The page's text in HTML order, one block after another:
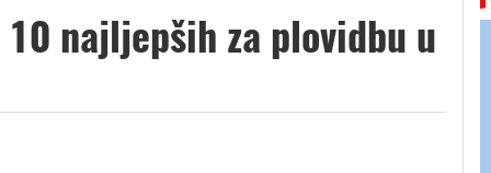
najljepših za plovidbu u